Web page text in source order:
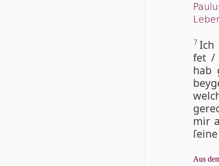
7 Ich
fet /
hab
mir
Aus